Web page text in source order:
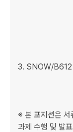
﻿﻿﻿3. SNOW/B612
※ 본 포지션은 서
과제 수행 및 발